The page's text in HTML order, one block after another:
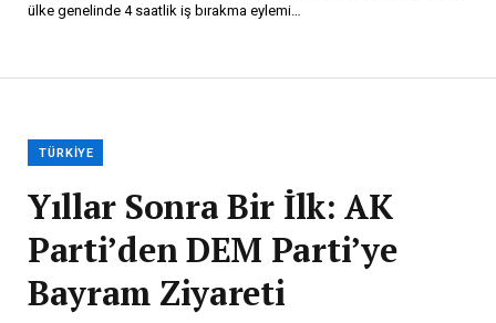
ülke genelinde 4 saatlik iş bırakma eylemi…
TÜRKIYE
Yıllar Sonra Bir İlk: AK
Parti’den DEM Parti’ye
Bayram Ziyareti